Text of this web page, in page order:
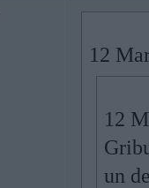
12
12
un